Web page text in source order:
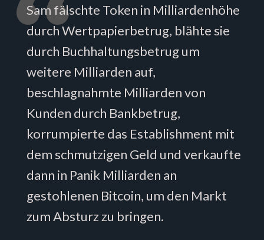
Sam fälschte Token in Milliardenhöhe
durch Wertpapierbetrug, blähte sie
durch Buchhaltungsbetrug um
weitere Milliarden auf,
beschlagnahmte Milliarden von
Kunden durch Bankbetrug,
korrumpierte das Establishment mit
dem schmutzigen Geld und verkaufte
dann in Panik Milliarden an
gestohlenen Bitcoin, um den Markt
zum Absturz zu bringen.